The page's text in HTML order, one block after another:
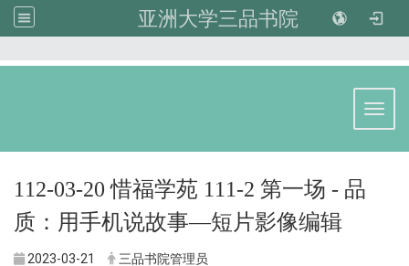
亚洲大学三品书院
112-03-20 惜福学苑 111-2 第一场 - 品
质：用手机说故事—短片影像编辑
2023-03-21 三品书院管理员